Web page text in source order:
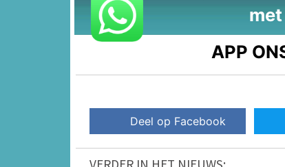
APP
Deel op Facebook